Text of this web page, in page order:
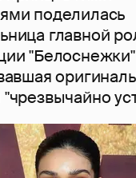
поделилась
главной